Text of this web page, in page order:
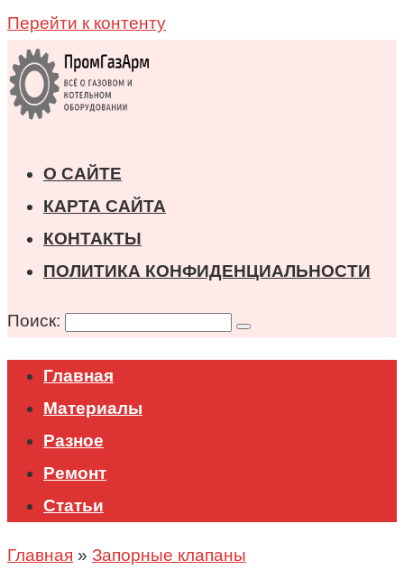
Перейти к контенту
О САЙТЕ
КАРТА САЙТА
КОНТАКТЫ
ПОЛИТИКА КОНФИДЕНЦИАЛЬНОСТИ
Поиск:
Главная
Материалы
Разное
Ремонт
Статьи
Главная » Запорные клапаны